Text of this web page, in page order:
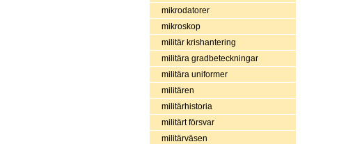
mikrodatorer
mikroskop
militär krishantering
militära gradbeteckningar
militära uniformer
militären
militärhistoria
militärt försvar
militärväsen